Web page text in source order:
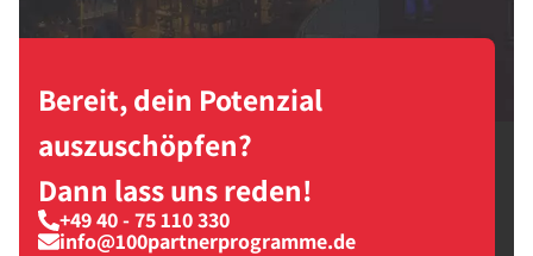
Bereit, dein Potenzial
auszuschöpfen?
Dann lass uns reden!
+49 40 - 75 110 330
info@100partnerprogramme.de